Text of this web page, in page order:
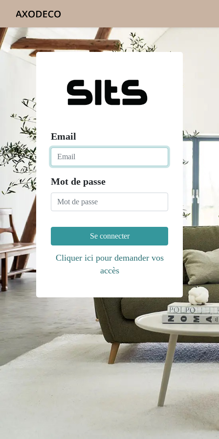
Email
Mot de passe
Se connecter
Cliquer ici pour demander vos
accès